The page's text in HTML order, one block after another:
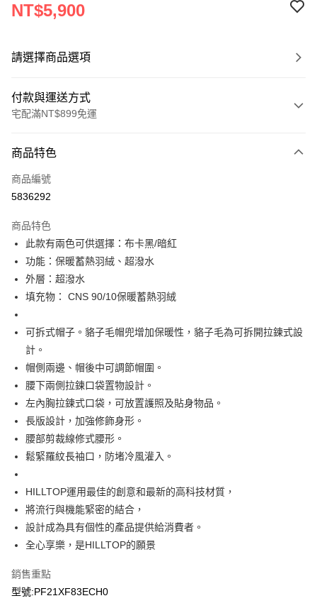
NT$5,900
請選擇商品選項
付款與運送方式
宅配滿NT$899免運
信用卡一次付款
LINE Pay
悠遊付
Google Pay
運送方式
每筆NT$90，滿NT$899(含以上)免運費
宅配(離島)
每筆NT$399，滿NT$18,000(含以上)免運費
商品特色
商品編號
5836292
商品特色
此款有兩色可供選擇：布卡黑/暗紅
功能：保暖蓄熱羽絨、超潑水
外層：超潑水
填充物： CNS 90/10保暖蓄熱羽絨
可拆式帽子。貉子毛帽兜增加保暖性，貉子毛為可拆開拉鍊式設
計。
帽側兩邊、帽後中可調節帽圍。
腰下兩側拉鍊口袋置物設計。
左內胸拉鍊式口袋，可放置護照及貼身物品。
長版設計，加強修飾身形。
腰部剪裁線修式腰形。
鬆緊羅紋長袖口，防堵冷風灌入。
HILLTOP運用最佳的創意和最新的高科技材質，
將流行與機能緊密的結合，
設計成為具有個性的產品提供給消費者。
全心享樂，是HILLTOP的願景
銷售重點
型號:PF21XF83ECH0